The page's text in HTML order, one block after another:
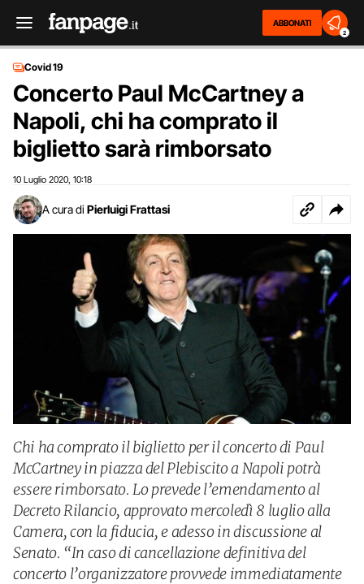
ABBONATI
2
Covid 19
Concerto Paul McCartney a
Napoli, chi ha comprato il
biglietto sarà rimborsato
10 Luglio 2020 10:18
A cura di Pierluigi Frattasi
Chi ha comprato il biglietto per il concerto di Paul
McCartney in piazza del Plebiscito a Napoli potrà
essere rimborsato. Lo prevede l’emendamento al
Decreto Rilancio, approvato mercoledì 8 luglio alla
Camera, con la fiducia, e adesso in discussione al
Senato. “In caso di cancellazione definitiva del
concerto l’organizzatore provvede immediatamente